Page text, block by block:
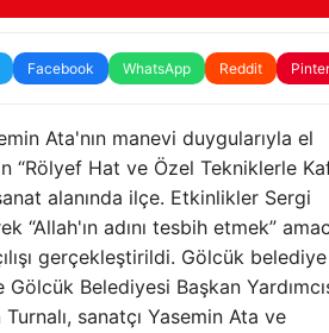
Facebook WhatsApp Reddit
Ata'nın manevi duygularıyla el
“Rölyef Hat ve Özel Tekniklerle
alanında ilçe. Etkinlikler Sergi
“Allah'ın adını tesbih etmek”
gerçekleştirildi. Gölcük belediye
Belediyesi Başkan
sanatçı Yasemin Ata ve